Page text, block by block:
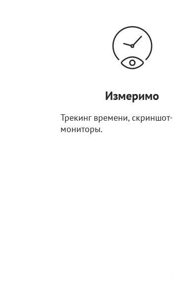
Измеримо
Трекинг времени, скриншот-
мониторы.